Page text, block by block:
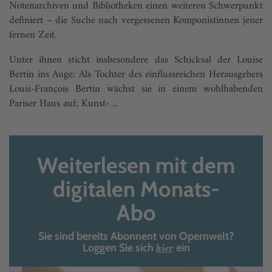
Notenarchiven und Bibliotheken einen weiteren Schwerpunkt
definiert – die Suche nach vergessenen Komponistinnen jener
fernen Zeit.
Unter ihnen sticht insbesondere das Schicksal der Louise
Bertin ins Auge: Als Tochter des einflussreichen Herausgebers
Louis-François Bertin wächst sie in einem wohlhabenden
Pariser Haus auf; Kunst- ...
Weiterlesen mit dem
digitalen Monats-
Abo
Sie sind bereits Abonnent von Opernwelt?
Loggen Sie sich hierein